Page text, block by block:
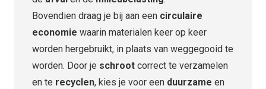
Bovendien draag je bij aan een circulaire
economie waarin materialen keer op keer
worden hergebruikt, in plaats van weggegooid te
worden. Door je schroot correct te verzamelen
en te recyclen, kies je voor een duurzame en